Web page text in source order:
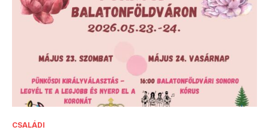
CSALÁDI